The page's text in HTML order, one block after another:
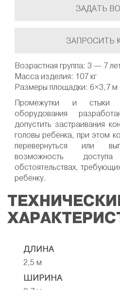
ЗАДАТЬ
ЗАПРОСИТЬ
Возрастная группа: 3 — 7
Масса изделия: 107 кг
Размеры площадки: 6×3,7 м
Промежутки и стыки
оборудования
допустить застраивания
головы ребёнка, при этом
перевернуться или
возможность
обстоятельствах,
ребёнку.
ДЛИНА
2,5 м
ШИРИНА